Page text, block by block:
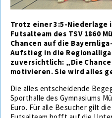
Trotz einer 3:5-Niederlage
Futsalteam des TSV 1860
Chancen auf die
Aufstieg in die
zuversichtlich: „Die
motivieren. Sie wird alles
Die alles entscheidende
Sporthalle des Gymnasiums
Euro. Für alle Besucher gilt